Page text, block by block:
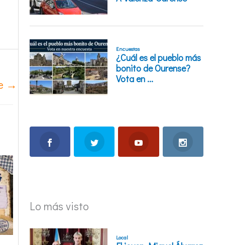
→
Lo más visto